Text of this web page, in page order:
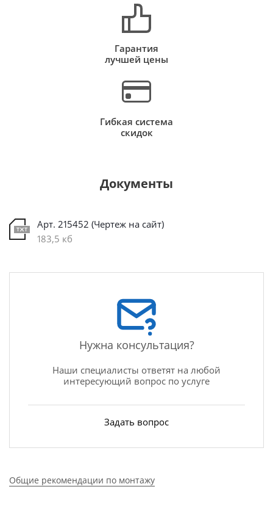
Гарантия
лучшей цены
Гибкая система
скидок
Документы
Арт. 215452 (Чертеж на сайт)
183,5 кб
Нужна консультация?
Наши специалисты ответят на любой
интересующий вопрос по услуге
Задать вопрос
Общие рекомендации по монтажу